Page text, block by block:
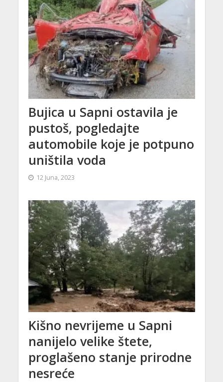
Bujica u Sapni ostavila je
pustoš, pogledajte
automobile koje je potpuno
uništila voda
12 Juna, 2023
Kišno nevrijeme u Sapni
nanijelo velike štete,
proglašeno stanje prirodne
nesreće